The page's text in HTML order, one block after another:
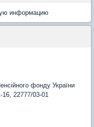
информацию
фонду України
16, 22777/03-01